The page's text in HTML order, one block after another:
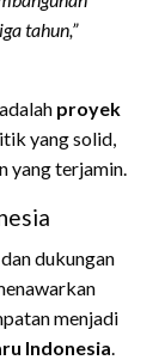
tahun,”
proyek
yang solid,
yang terjamin.
dukungan
menjadi
Indonesia.